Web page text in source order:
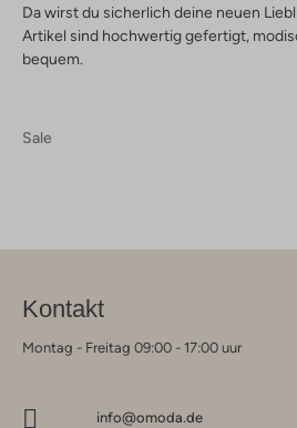
Da wirst du sicherlich deine neuen
Artikel sind hochwertig gefertigt,
bequem.
Sale
Kontakt
Montag - Freitag 09:00 - 17:00 uur
info@omoda.de